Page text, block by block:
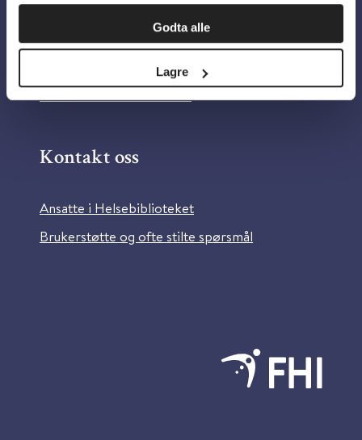
Godta alle
Lagre
Personvern og informasjonskapsler
Tilgjengelighetserklæring
Information in English
Bilder fra Colourbox.com
Kontakt oss
Ansatte i Helsebiblioteket
Brukerstøtte og ofte stilte spørsmål